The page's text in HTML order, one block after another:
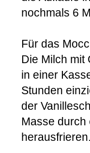
nochmals 6
Für das
Die Milch mit
in einer
Stunden
der
Masse durch